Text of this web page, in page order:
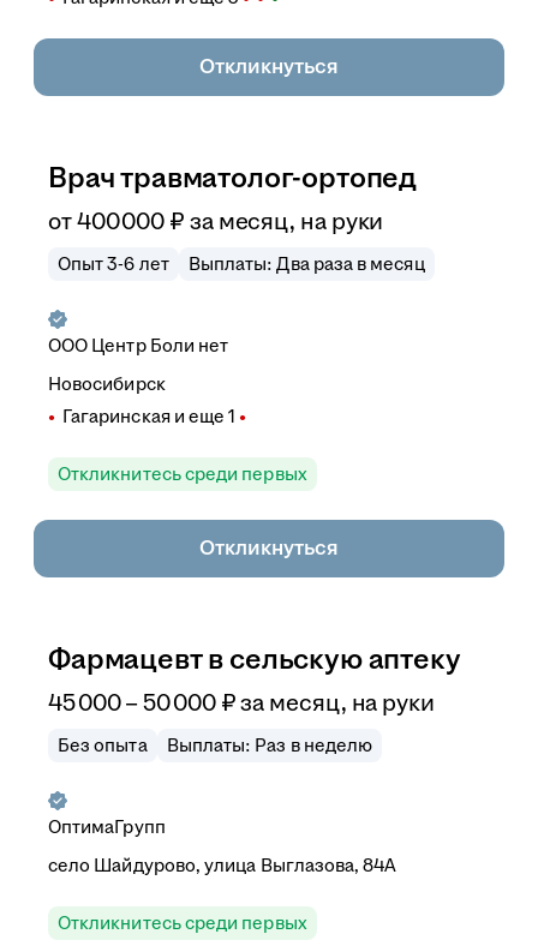
Откликнуться
Врач травматолог-ортопед
от400 000 ₽ за месяц, на руки
Опыт 3-6 лет Выплаты: Два раза в месяц
ООО Центр Боли нет
Новосибирск
Гагаринская и еще 1
Откликнитесь среди первых
Откликнуться
Фармацевт в сельскую аптеку
45 000–50 000 ₽ за месяц, на руки
Без опыта Выплаты: Раз в неделю
ОптимаГрупп
село Шайдурово, улица Выглазова, 84А
Откликнитесь среди первых